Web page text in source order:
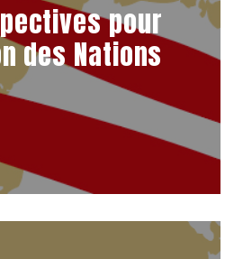
pour
des Nations